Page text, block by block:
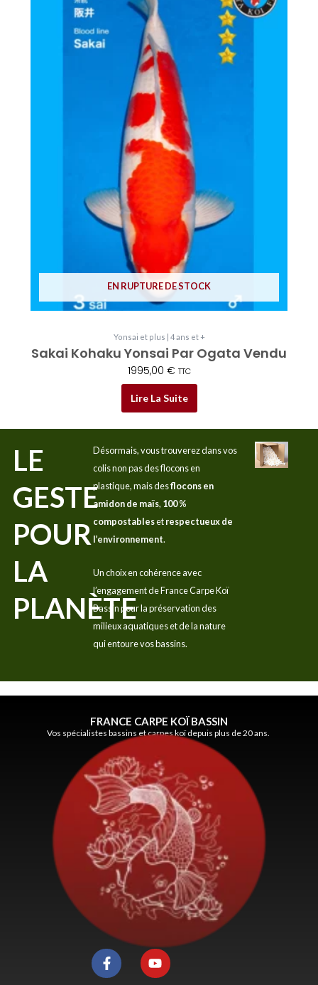
EN RUPTURE DE STOCK
Yonsai et plus | 4 ans et +
Sakai Kohaku Yonsai Par Ogata Vendu
1995,00 € TTC
Lire La Suite
LE
GESTE
POUR
LA
PLANÈTE
Désormais, vous trouverez dans vos
colis non pas des flocons en
plastique, mais desflocons en
amidon de maïs, 100 %
compostablesetrespectueux de
l’environnement.
Un choix en cohérence avec
l’engagement de France Carpe Koï
Bassin pour la préservation des
milieux aquatiques et de la nature
qui entoure vos bassins.
FRANCE CARPE KOÏ BASSIN
Vos spécialistes bassins et carpes koï depuis plus de 20 ans.
F
a
c
Y
o
u